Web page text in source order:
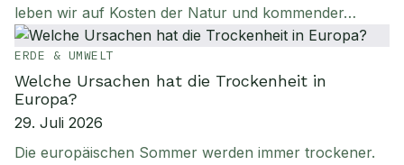
leben wir auf Kosten der Natur und kommender…
ERDE & UMWELT
Welche Ursachen hat die Trockenheit in
Europa?
29. Juli 2026
Die europäischen Sommer werden immer trockener.